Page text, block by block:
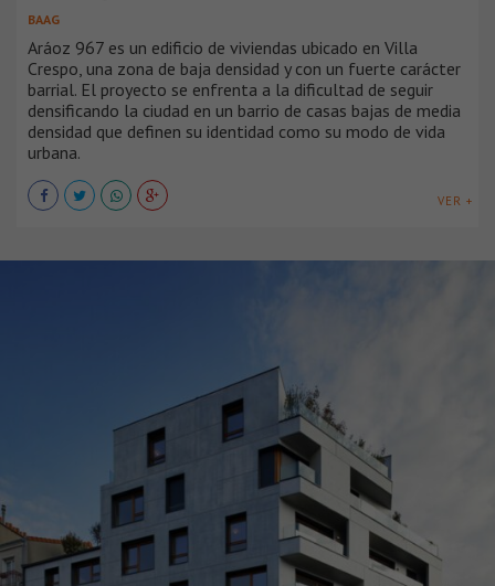
BAAG
Aráoz 967 es un edificio de viviendas ubicado en Villa
Crespo, una zona de baja densidad y con un fuerte carácter
barrial. El proyecto se enfrenta a la dificultad de seguir
densificando la ciudad en un barrio de casas bajas de media
densidad que definen su identidad como su modo de vida
urbana.
VER +